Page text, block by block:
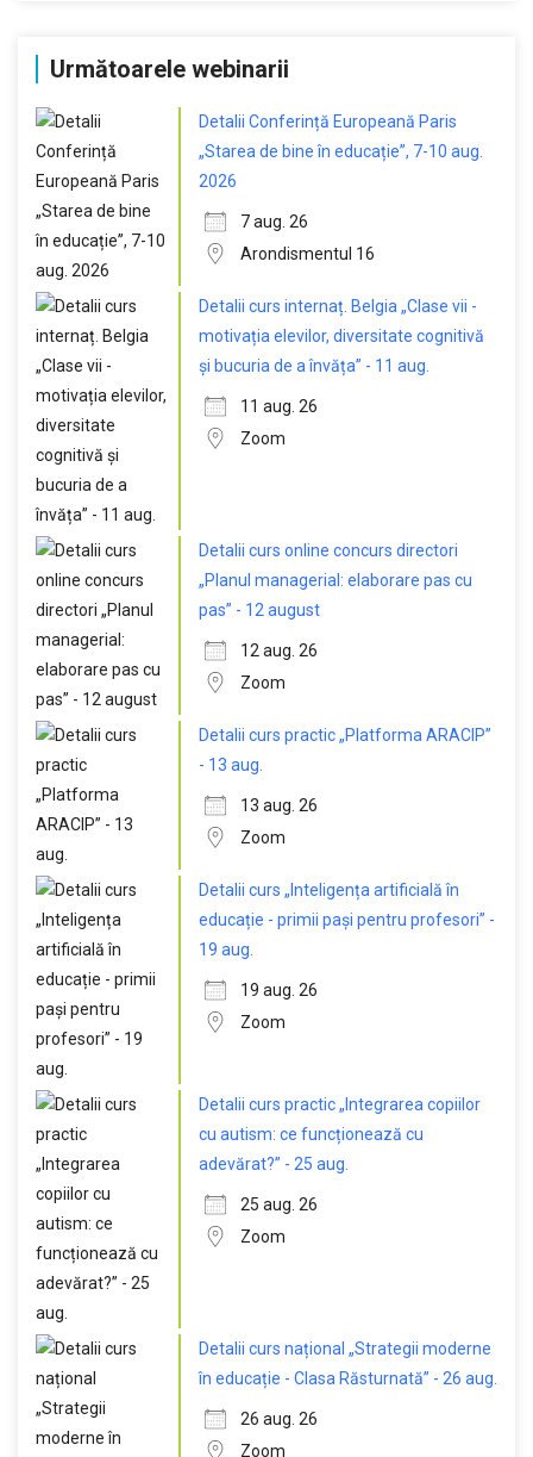
Următoarele webinarii
Detalii Conferință Europeană Paris
„Starea de bine în educație”, 7-10 aug.
2026
7 aug. 26
Arondismentul 16
Detalii curs internaț. Belgia „Clase vii -
motivația elevilor, diversitate cognitivă
și bucuria de a învăța” - 11 aug.
11 aug. 26
Zoom
Detalii curs online concurs directori
„Planul managerial: elaborare pas cu
pas” - 12 august
12 aug. 26
Zoom
Detalii curs practic „Platforma ARACIP”
- 13 aug.
13 aug. 26
Zoom
Detalii curs „Inteligența artificială în
educație - primii pași pentru profesori” -
19 aug.
19 aug. 26
Zoom
Detalii curs practic „Integrarea copiilor
cu autism: ce funcționează cu
adevărat?” - 25 aug.
25 aug. 26
Zoom
Detalii curs național „Strategii moderne
în educație - Clasa Răsturnată” - 26 aug.
26 aug. 26
Zoom